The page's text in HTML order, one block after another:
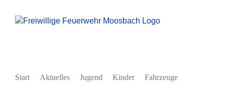
Inhalt
Start Aktuelles Jugend Kinder Fahrzeuge